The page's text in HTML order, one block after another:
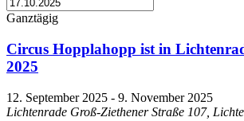
Ganztägig
Circus Hopplahopp ist in
2025
12. September 2025 - 9. November 2025
Lichtenrade Groß-Ziethener Straße 107,